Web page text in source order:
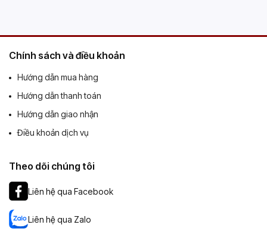
Chính sách và điều khoản
Hướng dẫn mua hàng
Hướng dẫn thanh toán
Hướng dẫn giao nhận
Điều khoản dịch vụ
Theo dõi chúng tôi
Liên hệ qua Facebook
Liên hệ qua Zalo